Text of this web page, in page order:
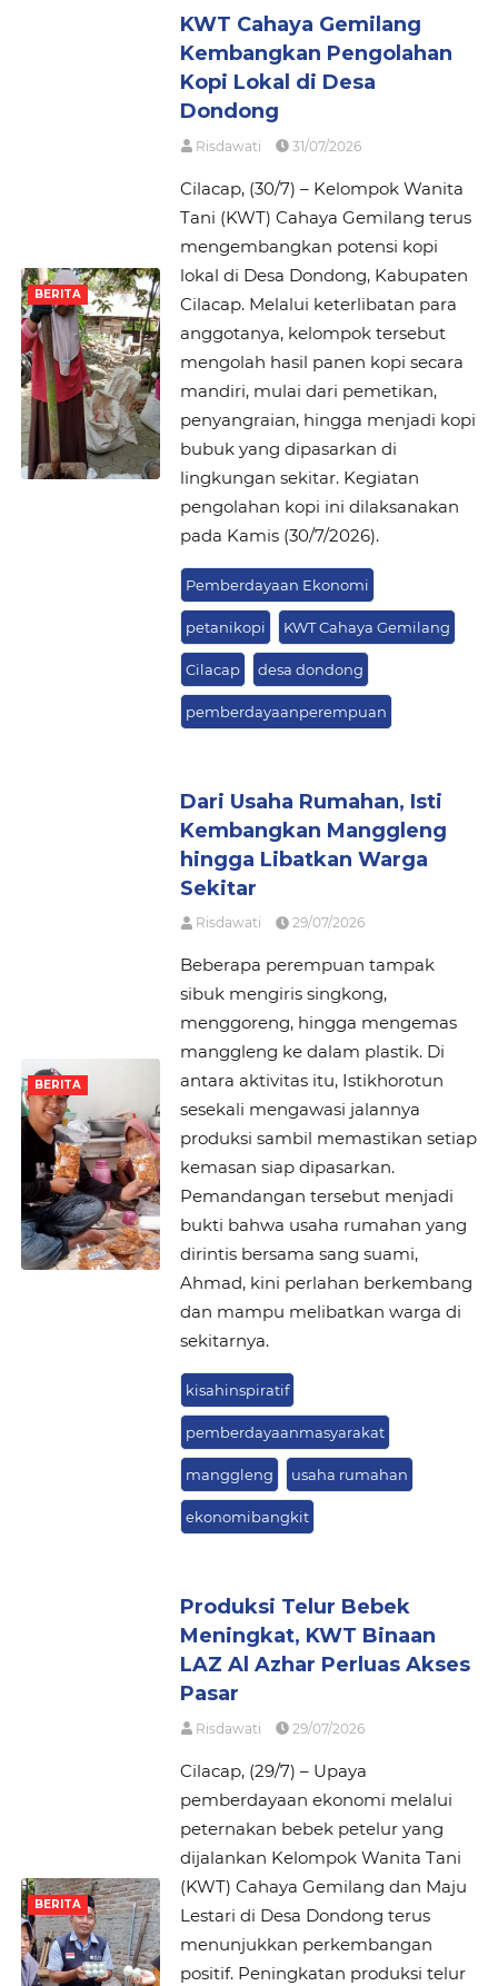
BERITA
KWT Cahaya Gemilang
Kembangkan Pengolahan
Kopi Lokal di Desa
Dondong
Risdawati 31/07/2026
Cilacap, (30/7) – Kelompok Wanita
Tani (KWT) Cahaya Gemilang terus
mengembangkan potensi kopi
lokal di Desa Dondong, Kabupaten
Cilacap. Melalui keterlibatan para
anggotanya, kelompok tersebut
mengolah hasil panen kopi secara
mandiri, mulai dari pemetikan,
penyangraian, hingga menjadi kopi
bubuk yang dipasarkan di
lingkungan sekitar. Kegiatan
pengolahan kopi ini dilaksanakan
pada Kamis (30/7/2026).
Pemberdayaan Ekonomi
petanikopi KWT Cahaya Gemilang
Cilacap desa dondong
pemberdayaanperempuan
BERITA
Dari Usaha Rumahan, Isti
Kembangkan Manggleng
hingga Libatkan Warga
Sekitar
Risdawati 29/07/2026
Beberapa perempuan tampak
sibuk mengiris singkong,
menggoreng, hingga mengemas
manggleng ke dalam plastik. Di
antara aktivitas itu, Istikhorotun
sesekali mengawasi jalannya
produksi sambil memastikan setiap
kemasan siap dipasarkan.
Pemandangan tersebut menjadi
bukti bahwa usaha rumahan yang
dirintis bersama sang suami,
Ahmad, kini perlahan berkembang
dan mampu melibatkan warga di
sekitarnya.
kisahinspiratif
pemberdayaanmasyarakat
manggleng usaha rumahan
ekonomibangkit
BERITA
Produksi Telur Bebek
Meningkat, KWT Binaan
LAZ Al Azhar Perluas Akses
Pasar
Risdawati 29/07/2026
Cilacap, (29/7) – Upaya
pemberdayaan ekonomi melalui
peternakan bebek petelur yang
dijalankan Kelompok Wanita Tani
(KWT) Cahaya Gemilang dan Maju
Lestari di Desa Dondong terus
menunjukkan perkembangan
positif. Peningkatan produksi telur